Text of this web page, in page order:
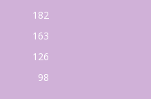
182
163
126
98